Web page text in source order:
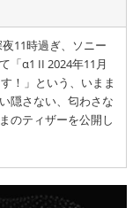
11時過ぎ、ソニー
「α1 II 2024年11月
！」という、いまま
隠さない、匂わさな
のティザーを公開し